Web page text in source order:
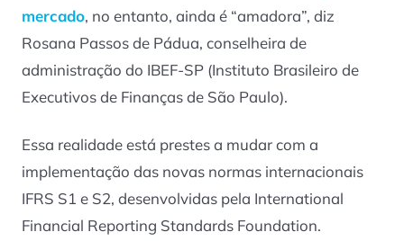
mercado, no entanto, ainda é “amadora”, diz
Rosana Passos de Pádua, conselheira de
administração do IBEF-SP (Instituto Brasileiro de
Executivos de Finanças de São Paulo).
Essa realidade está prestes a mudar com a
implementação das novas normas internacionais
IFRS S1 e S2, desenvolvidas pela International
Financial Reporting Standards Foundation.